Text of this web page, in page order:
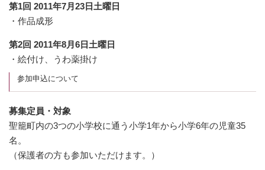
第1回 2011年7月23日土曜日
・作品成形
第2回 2011年8月6日土曜日
・絵付け、うわ薬掛け
参加申込について
募集定員・対象
聖籠町内の3つの小学校に通う小学1年から小学6年の児童35
名。
（保護者の方も参加いただけます。）